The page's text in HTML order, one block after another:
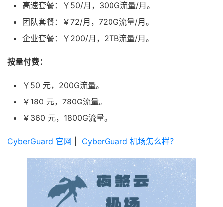
高速套餐：￥50/月，300G流量/月。
团队套餐：￥72/月，720G流量/月。
企业套餐：￥200/月，2TB流量/月。
按量付费：
￥50 元，200G流量。
￥180 元，780G流量。
￥360 元，1800G流量。
CyberGuard 官网 CyberGuard 机场怎么样？